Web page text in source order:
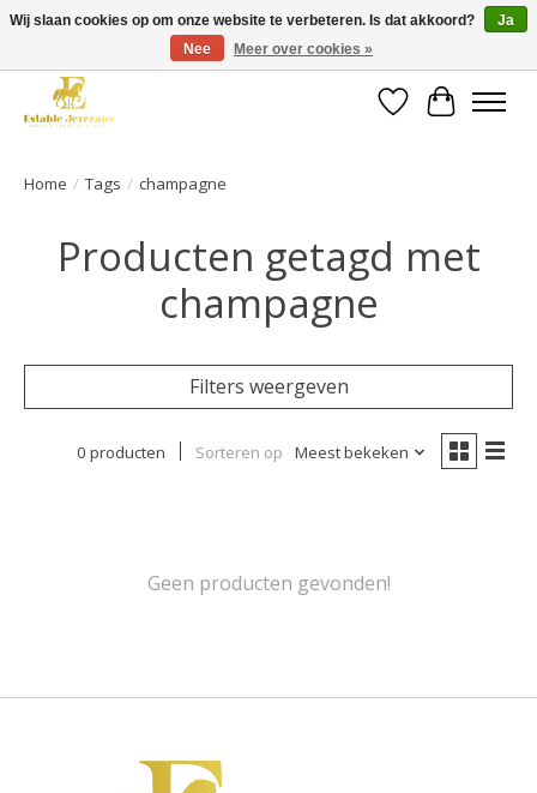
Gratis verzending vanaf €49 op een groot deel van ons assortiment
Verlanglijst
Home / Tags / champagne
Producten getagd met
champagne
Filters weergeven
0 producten Sorteren op Meest bekeken
Geen producten gevonden!
Wij slaan cookies op om onze website te verbeteren. Is dat akkoord?
Ja
Nee
Meer over cookies »